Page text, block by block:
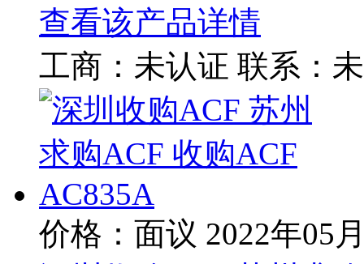
查看该产品详情
工商： 未认证 联系：
价格：面议 2022年05